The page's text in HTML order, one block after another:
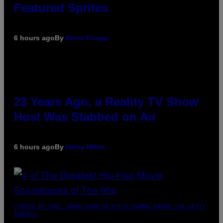
Featured Sprites
6 hours agoBy Brent Koepp
23 Years Ago, a Reality TV Show
Host Was Stabbed on Air
6 hours agoBy Haley Miller
(PHOTO BY POOL ARNAL/GARCIA/PICOT/GAMMA-RAPHO VIA GETTY
IMAGES)